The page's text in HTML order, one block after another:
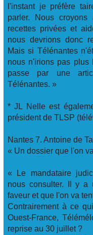
l'instant je préfère
parler. Nous
recettes privées et
nous devrions donc
Mais si Télénantes
nous n'irions pas plus
passe par une
Télénantes. »
* JL Nelle est
président de TLSP
Nantes 7. Antoine de
« Un dossier que l'on
« Le mandataire
nous consulter. Il y a
faveur et que l'on va
Contrairement à ce
Ouest-France,
reprise au 30 juillet ?